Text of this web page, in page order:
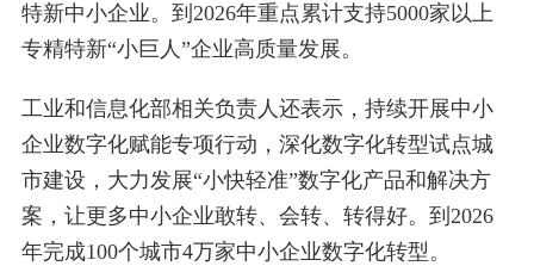
特新中小企业。到2026年重点累计支持5000家以上
专精特新“小巨人”企业高质量发展。
工业和信息化部相关负责人还表示，持续开展中小
企业数字化赋能专项行动，深化数字化转型试点城
市建设，大力发展“小快轻准”数字化产品和解决方
案，让更多中小企业敢转、会转、转得好。到2026
年完成100个城市4万家中小企业数字化转型。